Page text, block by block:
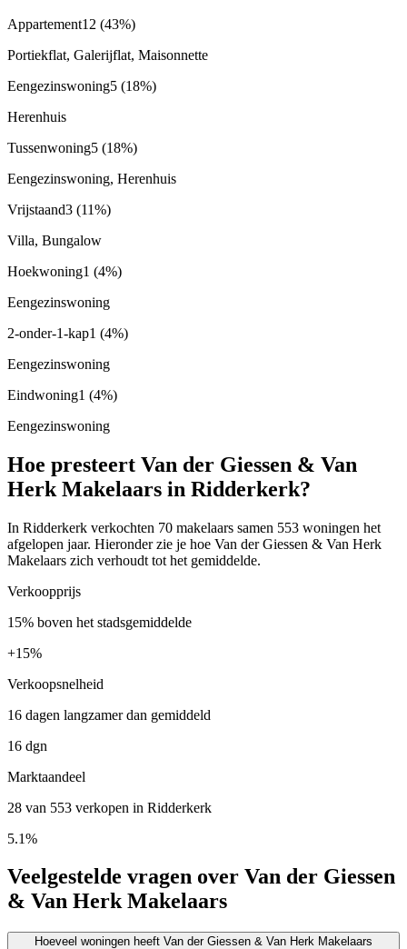
Appartement12 (43%)
Portiekflat, Galerijflat, Maisonnette
Eengezinswoning5 (18%)
Herenhuis
Tussenwoning5 (18%)
Eengezinswoning, Herenhuis
Vrijstaand3 (11%)
Villa, Bungalow
Hoekwoning1 (4%)
Eengezinswoning
2-onder-1-kap1 (4%)
Eengezinswoning
Eindwoning1 (4%)
Eengezinswoning
Hoe presteert Van der Giessen & Van
Herk Makelaars in Ridderkerk?
In Ridderkerk verkochten 70 makelaars samen 553 woningen het
afgelopen jaar. Hieronder zie je hoe Van der Giessen & Van Herk
Makelaars zich verhoudt tot het gemiddelde.
Verkoopprijs
15% boven het stadsgemiddelde
+15%
Verkoopsnelheid
16 dagen langzamer dan gemiddeld
16 dgn
Marktaandeel
28 van 553 verkopen in Ridderkerk
5.1%
Veelgestelde vragen over Van der Giessen
& Van Herk Makelaars
Hoeveel woningen heeft Van der Giessen & Van Herk Makelaars